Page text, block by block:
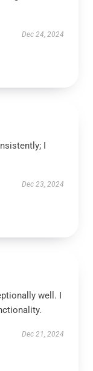
Dec 24, 2024
I
Dec 23, 2024
well. I
Dec 21, 2024